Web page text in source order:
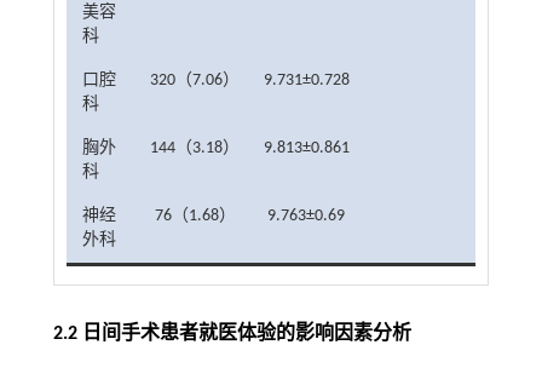
美容
科
口腔
科
320（7.06） 9.731±0.728
胸外
科
144（3.18） 9.813±0.861
神经
外科
76（1.68） 9.763±0.69
2.2 日间手术患者就医体验的影响因素分析